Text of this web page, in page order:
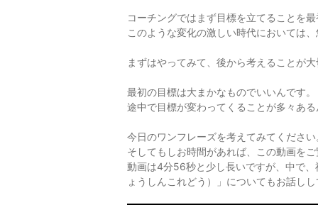
コーチングではまず目標を立てることを
このような変化の激しい時代においては
まずはやってみて、後から考えることが
最初の目標は大まかなものでいいんです。
途中で目標が変わってくることが多々あ
今日のワンフレーズを考えてみてください
そしてもしお時間があれば、この動画を
動画は4分56秒と少し長いですが、中で
ょうしんこれどう）」についてもお話し